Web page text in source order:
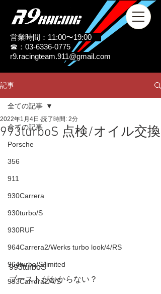
営業時間：11:00〜19:00
☎：03-6336-0775
r9.racingteam.911@gmail.com
記事
全ての記事
Porsche
356
911
930Carrera
930turbo/S
930RUF
964Carrera2/Werks turbo look/4/RS
964turbo/S/limited
993Carrera2/4/S
全ての記事
993turboS 点検/オイル交換
2022年1月4日 読了時間: 2分
993turboS
ブーストがかからない？